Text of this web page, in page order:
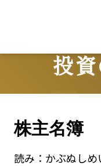
投
株主名簿
読み： かぶぬしめ